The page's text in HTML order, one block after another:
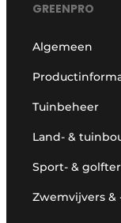
GREENPRO
Algemeen
Tuinbeheer
Land- &
Sport- &
Zwemvijvers &